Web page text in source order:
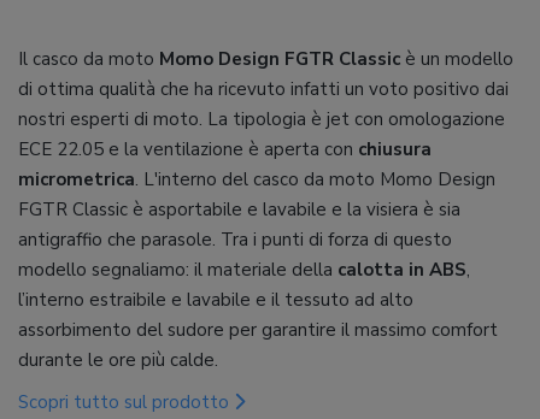
Il casco da moto Momo Design FGTR Classic è un modello
di ottima qualità che ha ricevuto infatti un voto positivo dai
nostri esperti di moto. La tipologia è jet con omologazione
ECE 22.05 e la ventilazione è aperta con chiusura
micrometrica. L'interno del casco da moto Momo Design
FGTR Classic è asportabile e lavabile e la visiera è sia
antigraffio che parasole. Tra i punti di forza di questo
modello segnaliamo: il materiale della calotta in ABS,
l’interno estraibile e lavabile e il tessuto ad alto
assorbimento del sudore per garantire il massimo comfort
durante le ore più calde.
Scopri tutto sul prodotto